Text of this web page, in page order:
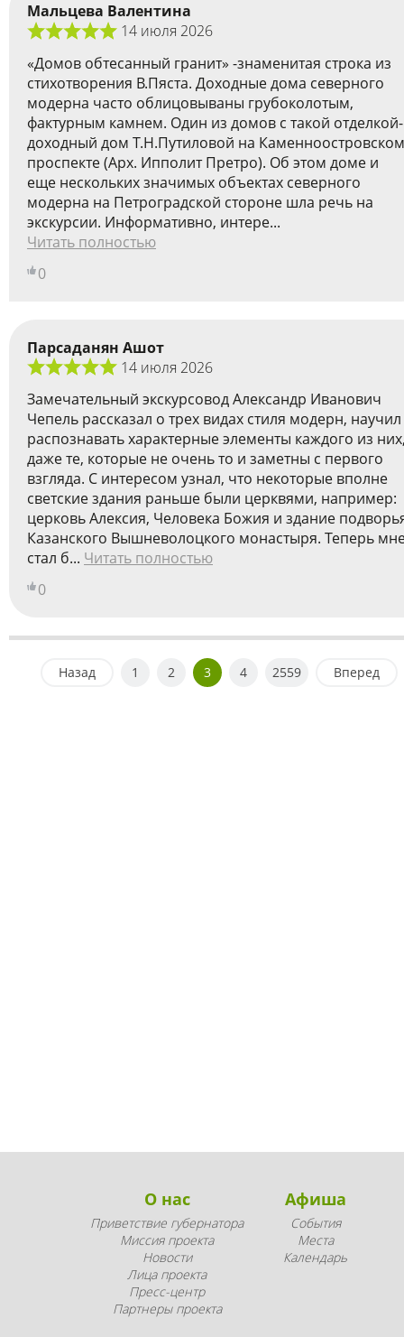
Мальцева Валентина
14 июля 2026
«Домов обтесанный гранит» -знаменитая строка из
стихотворения В.Пяста. Доходные дома северного
модерна часто облицовываны грубоколотым,
фактурным камнем. Один из домов с такой отделкой-
доходный дом Т.Н.Путиловой на Каменноостровском
проспекте (Арх. Ипполит Претро). Об этом доме и
еще нескольких значимых объектах северного
модерна на Петроградской стороне шла речь на
экскурсии. Информативно, интере...
Читать полностью
0
Парсаданян Ашот
14 июля 2026
Замечательный экскурсовод Александр Иванович
Чепель рассказал о трех видах стиля модерн, научил
распознавать характерные элементы каждого из
даже те, которые не очень то и заметны с первого
взгляда. С интересом узнал, что некоторые вполне
светские здания раньше были церквями, например:
церковь Алексия, Человека Божия и здание
Казанского Вышневолоцкого монастыря. Теперь
стал б... Читать полностью
0
Назад 1 2 3 4 2559 Вперед
О нас
Приветствие губернатора
Миссия проекта
Новости
Лица проекта
Пресс-центр
Партнеры проекта
Афиша
События
Места
Календарь